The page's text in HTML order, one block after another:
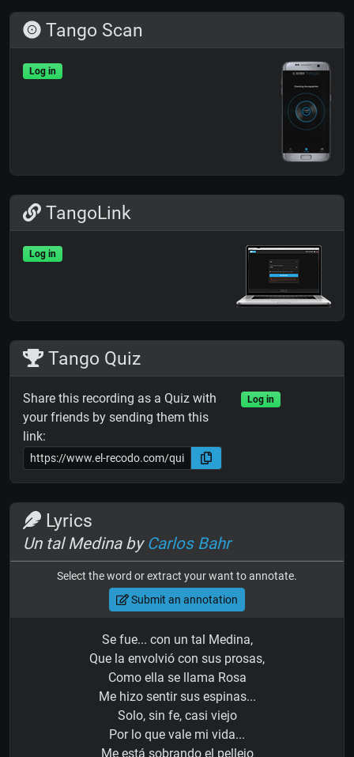
Tango Scan
Log in
TangoLink
Log in
Tango Quiz
Share this recording as a Quiz with
your friends by sending them this
link:
Log in
Lyrics
Un tal Medina by Carlos Bahr
Select the word or extract your want to annotate.
Submit an annotation
Se fue... con un tal Medina,
Que la envolvió con sus prosas,
Como ella se llama Rosa
Me hizo sentir sus espinas...
Solo, sin fe, casi viejo
Por lo que vale mi vida...
Me está sobrando el pellejo